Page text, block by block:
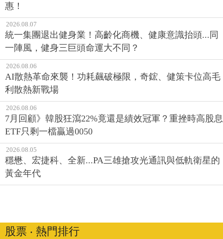
惠！
2026.08.07
統一集團退出健身業！高齡化商機、健康意識抬頭...同
一陣風，健身三巨頭命運大不同？
2026.08.06
AI散熱革命來襲！功耗飆破極限，奇鋐、健策卡位高毛
利散熱新戰場
2026.08.06
7月回顧》韓股狂瀉22%竟還是績效冠軍？重挫時高股息
ETF只剩一檔贏過0050
2026.08.05
穩懋、宏捷科、全新...PA三雄搶攻光通訊與低軌衛星的
黃金年代
股票 ‧ 熱門排行